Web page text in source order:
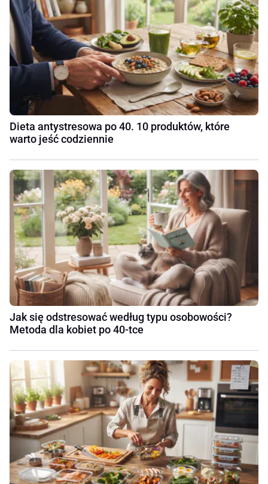
Dieta antystresowa po 40. 10 produktów, które
warto jeść codziennie
Jak się odstresować według typu osobowości?
Metoda dla kobiet po 40-tce